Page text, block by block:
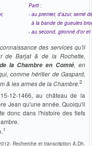
Parti :
- au premier, d'azur, semé
à la bande de gueules
- au second, gironné d'or
des services qu'il
de Barjat & de la Rochette,
la Chambre en Comté, en
comme héritier de Gaspard,
& les armes de la Chambre.2
12-1466, au château de la
Jean qu'une année. Quoiqu'il
donc dans l'histoire des fiefs
1
Recherche et transcription A.Dh.